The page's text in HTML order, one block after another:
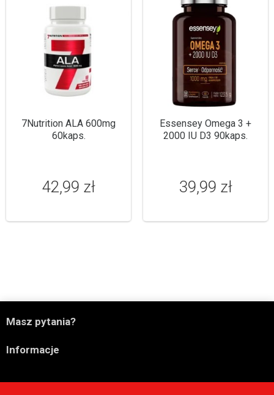
7Nutrition ALA 600mg
60kaps.
42,99 zł
Essensey Omega 3 +
2000 IU D3 90kaps.
39,99 zł
Masz pytania?
Informacje